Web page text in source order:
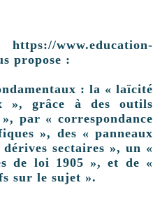
propose :
: la « laïcité
», grâce à des outils
par « correspondance
», des « panneaux
sectaires », un «
de loi 1905 », et de «
sur le sujet ».